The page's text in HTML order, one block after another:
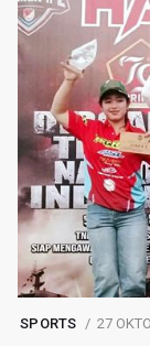
SPORTS 27